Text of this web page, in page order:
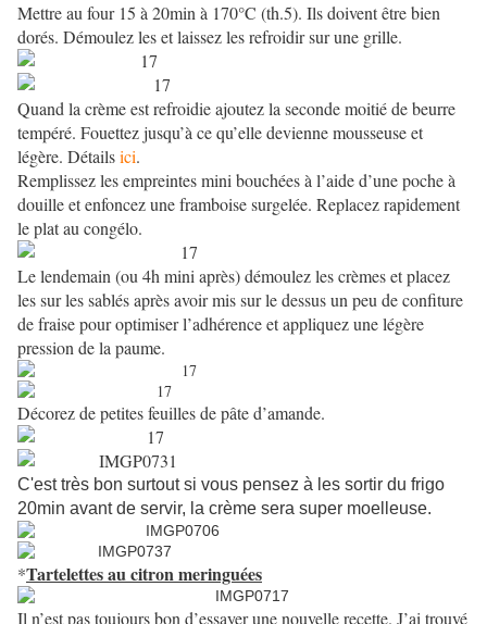
Mettre au four 15 à 20min à 170°C (th.5). Ils doivent être bien
dorés. Démoulez les et laissez les refroidir sur une grille.
Quand la crème est refroidie ajoutez la seconde moitié de beurre
tempéré. Fouettez jusqu’à ce qu’elle devienne mousseuse et
légère. Détailsici.
Remplissez les empreintes mini bouchées à l’aide d’une poche à
douille et enfoncez une framboise surgelée. Replacez rapidement
le plat au congélo.
Le lendemain (ou 4h mini après) démoulez les crèmes et placez
les sur les sablés après avoir mis sur le dessus un peu de confiture
de fraise pour optimiser l’adhérence et appliquez une légère
pression de la paume.
Décorez de petites feuilles de pâte d’amande.
C'est très bon surtout si vous pensez à les sortir du frigo
20min avant de servir, la crème sera super moelleuse.
*Tartelettes au citron meringuées
Il n’est pas toujours bon d’essayer une nouvelle recette. J’ai trouvé